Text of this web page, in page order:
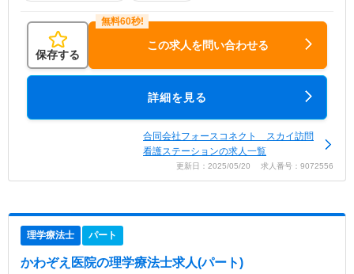
保存する
この求人を問い合わせる
詳細を見る
合同会社フォースコネクト スカイ訪問
看護ステーションの求人一覧
更新日：2025/05/20 求人番号：9072556
理学療法士 パート
かわぞえ医院の理学療法士求人(パート)